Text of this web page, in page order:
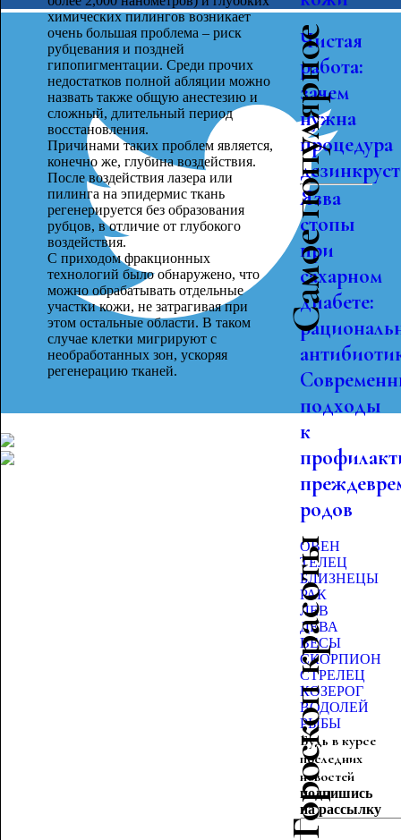
химических пилингов возникает
очень большая проблема – риск
рубцевания и поздней
гипопигментации. Среди прочих
недостатков полной абляции можно
назвать также общую анестезию и
сложный, длительный период
восстановления.
Причинами таких проблем является,
конечно же, глубина воздействия.
После воздействия лазера или
пилинга на эпидермис ткань
регенерируется без образования
рубцов, в отличие от глубокого
воздействия.
С приходом фракционных
технологий было обнаружено, что
можно обрабатывать отдельные
участки кожи, не затрагивая при
этом остальные области. В таком
случае клетки мигрируют с
необработанных зон, ускоряя
регенерацию тканей.
Самое популярное
Чистая
работа:
зачем
нужна
процедура
Язва
стопы
при
сахарном
диабете:
подходы
к
родов
Гороскоп красоты
ОВЕН
ТЕЛЕЦ
БЛИЗНЕЦЫ
РАК
ЛЕВ
ДЕВА
ВЕСЫ
СКОРПИОН
СТРЕЛЕЦ
КОЗЕРОГ
ВОДОЛЕЙ
РЫБЫ
Будь в курсе
последних
новостей
подпишись
на рассылку